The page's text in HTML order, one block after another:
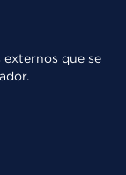
externos que se